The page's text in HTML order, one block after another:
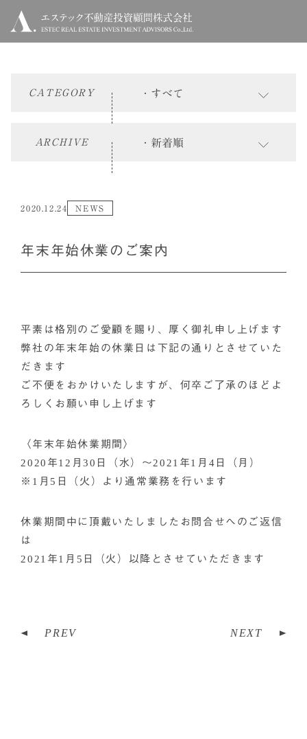
CATEGORY
ARCHIVE
2020.12.24 NEWS
年末年始休業のご案内
平素は格別のご愛顧を賜り、厚く御礼申し上げます
弊社の年末年始の休業日は下記の通りとさせていた
だきます
ご不便をおかけいたしますが、何卒ご了承のほどよ
ろしくお願い申し上げます
〈年末年始休業期間〉
2020年12月30日（水）～2021年1月4日（月）
※1月5日（火）より通常業務を行います
休業期間中に頂戴いたしましたお問合せへのご返信
は
2021年1月5日（火）以降とさせていただきます
PREV NEXT